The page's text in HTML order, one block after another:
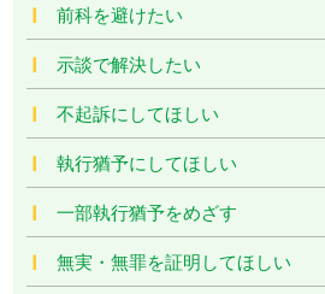
前科を避けたい
示談で解決したい
不起訴にしてほしい
執行猶予にしてほしい
一部執行猶予をめざす
無実・無罪を証明してほしい